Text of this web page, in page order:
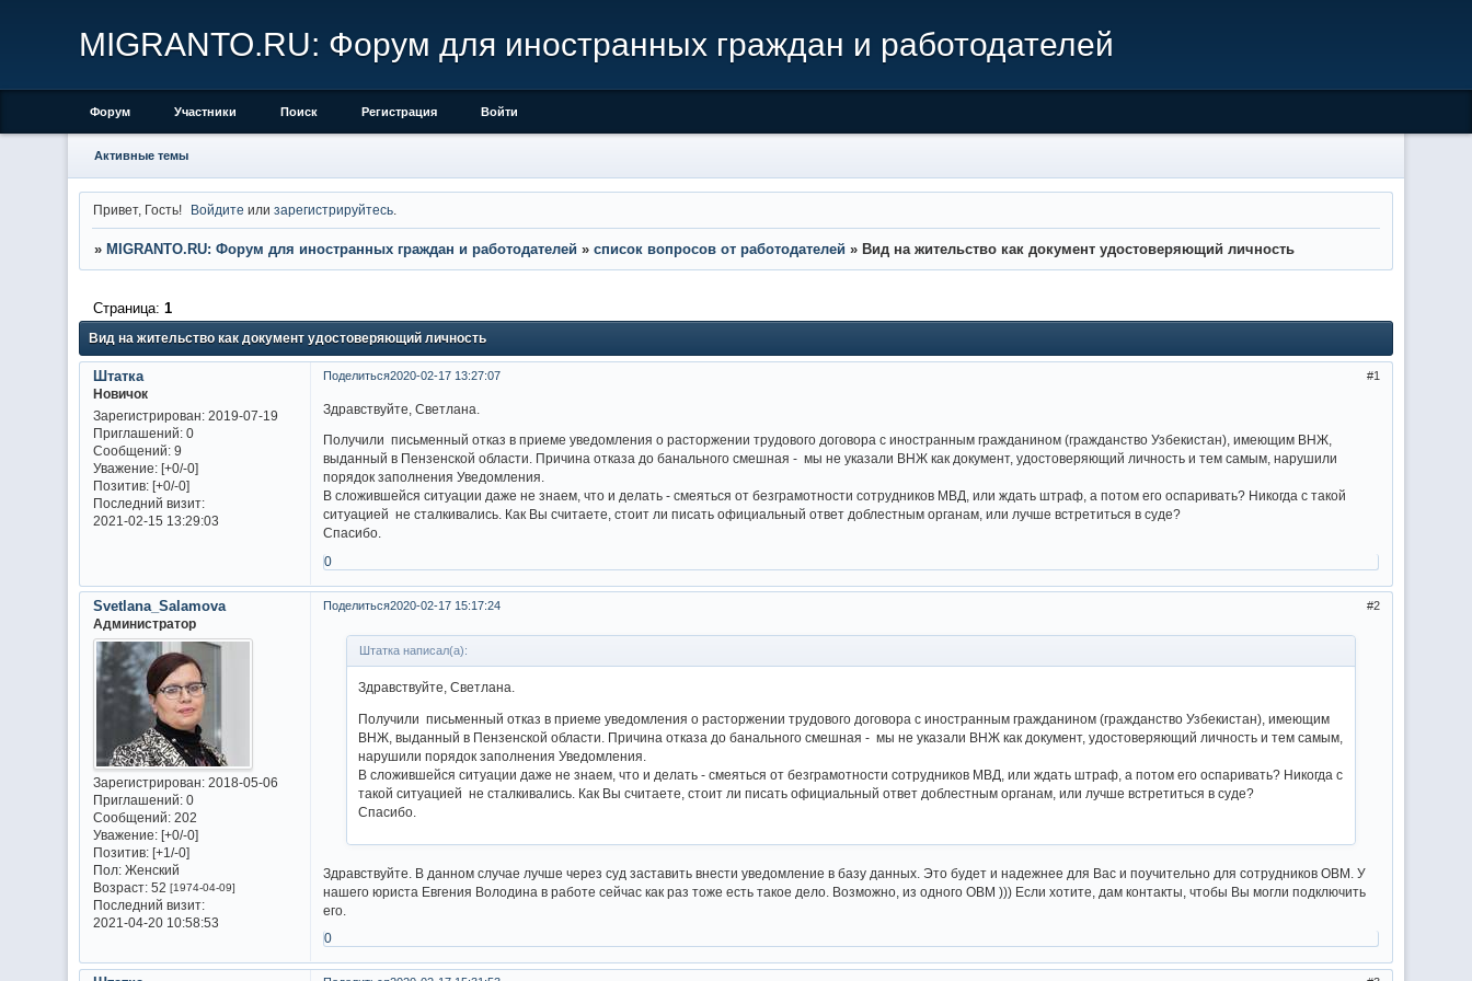
MIGRANTO.RU: Форум для иностранных граждан и работодателей
Форум Участники Поиск Регистрация Войти
Активные темы
Привет, Гость! Войдите илизарегистрируйтесь
» MIGRANTO.RU: Форум для иностранных граждан и работодателей » список вопросов от работодателей » Вид на жительство как документ удостоверяющий личность
Вид на жительство как документ удостоверяющий личность
Страница: 1
Поделиться 1
2020-02-17 13:27:07
Штатка
Новичок
Зарегистрирован: 2019-07-19
Приглашений:0
Сообщений:9
Уважение: [+0/-0]
Позитив: [+0/-0]
Последний визит:
2021-02-15 13:29:03
Здравствуйте, Светлана.
Получили письменный отказ в приеме уведомления о расторжении трудового договора с иностранным гражданином (гражданство Узбекистан), имеющим ВНЖ,
выданный в Пензенской области. Причина отказа до банального смешная - мы не указали ВНЖ как документ, удостоверяющий личность и тем самым, нарушили
порядок заполнения Уведомления.
В сложившейся ситуации даже не знаем, что и делать - смеяться от безграмотности сотрудников МВД, или ждать штраф, а потом его оспаривать? Никогда с такой
ситуацией не сталкивались. Как Вы считаете, стоит ли писать официальный ответ доблестным органам, или лучше встретиться в суде?
Спасибо.
0
Поделиться 2
2020-02-17 15:17:24
Svetlana_Salamova
Администратор
Зарегистрирован: 2018-05-06
Приглашений:0
Сообщений:202
Уважение: [+0/-0]
Позитив: [+1/-0]
Пол:Женский
Возраст:52 [1974-04-09]
Последний визит:
2021-04-20 10:58:53
Штатка написал(а):
Здравствуйте, Светлана.
Получили письменный отказ в приеме уведомления о расторжении трудового договора с иностранным гражданином (гражданство Узбекистан), имеющим
ВНЖ, выданный в Пензенской области. Причина отказа до банального смешная - мы не указали ВНЖ как документ, удостоверяющий личность и тем самым,
нарушили порядок заполнения Уведомления.
В сложившейся ситуации даже не знаем, что и делать - смеяться от безграмотности сотрудников МВД, или ждать штраф, а потом его оспаривать? Никогда с
такой ситуацией не сталкивались. Как Вы считаете, стоит ли писать официальный ответ доблестным органам, или лучше встретиться в суде?
Спасибо.
Здравствуйте. В данном случае лучше через суд заставить внести уведомление в базу данных. Это будет и надежнее для Вас и поучительно для сотрудников ОВМ. У
нашего юриста Евгения Володина в работе сейчас как раз тоже есть такое дело. Возможно, из одного ОВМ ))) Если хотите, дам контакты, чтобы Вы могли подключить
его.
0